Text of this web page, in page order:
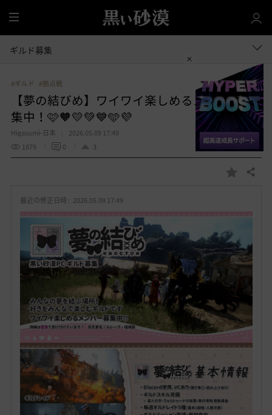
全
体
ギルド募集
#ギルド #拠点戦
【夢の結びめ】ワイワイ楽しめるメンバー募
集中！🩷🧡💛💚💙🩵💜
Higasumi-日本
2026.05.09 17:49
1879
0 3
お
り
共有する
最近の修正日時 : 2026.05.09 17:49